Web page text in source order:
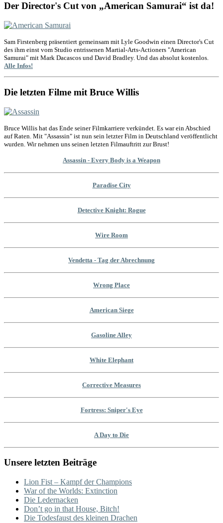
Der Director's Cut von „American Samurai“ ist da!
Sam Firstenberg präsentiert gemeinsam mit Lyle Goodwin einen Director's Cut
des ihm einst vom Studio entrissenen Martial-Arts-Actioners "American
Samurai" mit Mark Dacascos und David Bradley. Und das absolut kostenlos.
Alle Infos!
Die letzten Filme mit Bruce Willis
Bruce Willis hat das Ende seiner Filmkarriere verkündet. Es war ein Abschied
auf Raten. Mit "Assassin" ist nun sein letzter Film in Deutschland veröffentlicht
wurden. Wir nehmen uns seinen letzten Filmauftritt zur Brust!
Assassin - Every Body is a Weapon
Paradise City
Detective Knight: Rogue
Wire Room
Vendetta - Tag der Abrechnung
Wrong Place
American Siege
Gasoline Alley
White Elephant
Corrective Measures
Fortress: Sniper's Eye
A Day to Die
Unsere letzten Beiträge
Lion Fist – Kampf der Champions
War of the Worlds: Extinction
Die Ledernacken
Don’t go in that House, Bitch!
Die Todesfaust des kleinen Drachen